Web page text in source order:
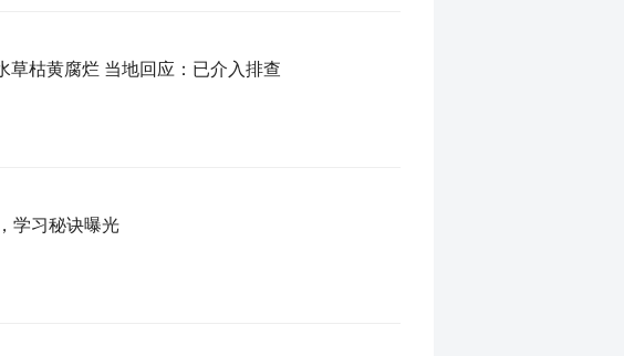
草枯黄腐烂 当地回应：已介入排查
学习秘诀曝光